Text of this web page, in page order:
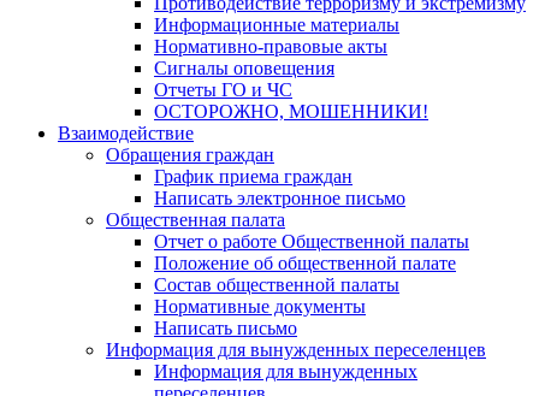
Информационные материалы
Нормативно-правовые акты
Сигналы оповещения
Отчеты ГО и ЧС
ОСТОРОЖНО, МОШЕННИКИ!
Взаимодействие
Обращения граждан
График приема граждан
Написать электронное письмо
Общественная палата
Отчет о работе Общественной палаты
Положение об общественной палате
Состав общественной палаты
Нормативные документы
Написать письмо
Информация для вынужденных переселенцев
Информация для вынужденных